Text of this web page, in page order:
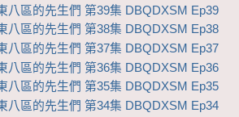
八區的先生們 第39集 DBQDXSM Ep39
八區的先生們 第38集 DBQDXSM Ep38
八區的先生們 第37集 DBQDXSM Ep37
八區的先生們 第36集 DBQDXSM Ep36
八區的先生們 第35集 DBQDXSM Ep35
八區的先生們 第34集 DBQDXSM Ep34